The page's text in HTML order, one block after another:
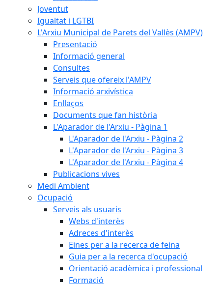
Joventut
Igualtat i LGTBI
L'Arxiu Municipal de Parets del Vallès (AMPV)
Presentació
Informació general
Consultes
Serveis que ofereix l'AMPV
Informació arxivística
Enllaços
Documents que fan història
L'Aparador de l'Arxiu - Pàgina 1
L'Aparador de l'Arxiu - Pàgina 2
L'Aparador de l'Arxiu - Pàgina 3
L'Aparador de l'Arxiu - Pàgina 4
Publicacions vives
Medi Ambient
Ocupació
Serveis als usuaris
Webs d'interès
Adreces d'interès
Eines per a la recerca de feina
Guia per a la recerca d'ocupació
Orientació acadèmica i professional
Formació